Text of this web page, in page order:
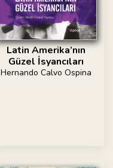
Latin Amerika’nın
Güzel İsyancıları
Hernando Calvo Ospina